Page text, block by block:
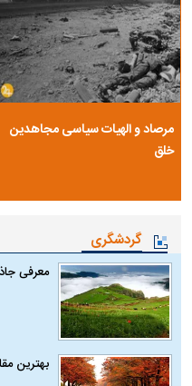
مرصاد و الهیات سیاسی مجاهدین
خلق
گردشگری
معرفی
بهترین